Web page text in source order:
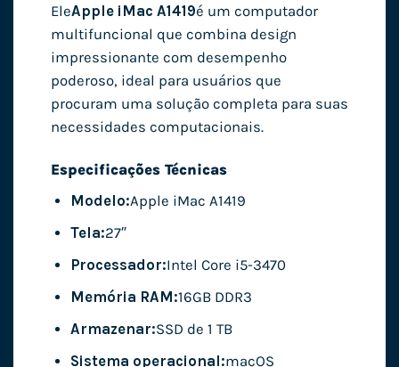
EleApple iMac A1419é um computador
multifuncional que combina design
impressionante com desempenho
poderoso, ideal para usuários que
procuram uma solução completa para suas
necessidades computacionais.
Especificações Técnicas
Modelo:Apple iMac A1419
Tela:27″
Processador:Intel Core i5-3470
Memória RAM:16GB DDR3
Armazenar:SSD de 1 TB
Sistema operacional:macOS